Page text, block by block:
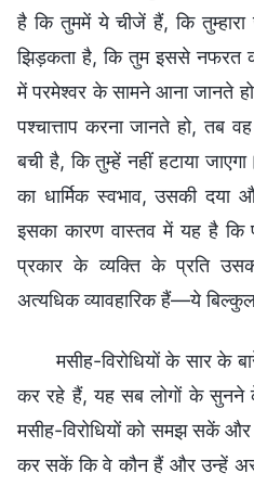
है कि तुममें ये चीजें हैं, कि
झिड़कता है, कि तुम इससे नफरत
में परमेश्वर के सामने आना जानते
पश्चात्ताप करना जानते हो, तब
बची है, कि तुम्हें नहीं हटाया
का धार्मिक स्वभाव, उसकी
इसका कारण वास्तव में यह है कि
प्रकार के व्यक्ति के प्रति
अत्यधिक व्यावहारिक हैं—ये
मसीह-विरोधियों के सार के
कर रहे हैं, यह सब लोगों के सुनने
मसीह-विरोधियों को समझ सकें
कर सकें कि वे कौन हैं और उन्हें